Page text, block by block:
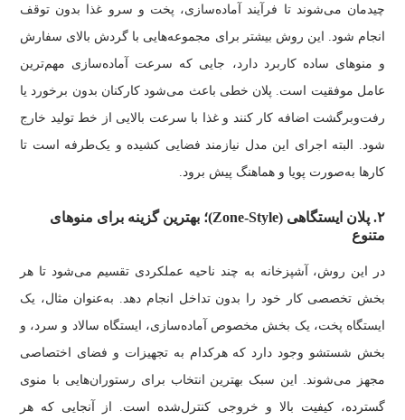
چیدمان می‌شوند تا فرآیند آماده‌سازی، پخت و سرو غذا بدون توقف
انجام شود. این روش بیشتر برای مجموعه‌هایی با گردش بالای سفارش
و منوهای ساده کاربرد دارد، جایی که سرعت آماده‌سازی مهم‌ترین
عامل موفقیت است. پلان خطی باعث می‌شود کارکنان بدون برخورد یا
رفت‌وبرگشت اضافه کار کنند و غذا با سرعت بالایی از خط تولید خارج
شود. البته اجرای این مدل نیازمند فضایی کشیده و یک‌طرفه است تا
کارها به‌صورت پویا و هماهنگ پیش برود.
۲. پلان ایستگاهی (Zone-Style)؛ بهترین گزینه برای منوهای
متنوع
در این روش، آشپزخانه به چند ناحیه عملکردی تقسیم می‌شود تا هر
بخش تخصصی کار خود را بدون تداخل انجام دهد. به‌عنوان مثال، یک
ایستگاه پخت، یک بخش مخصوص آماده‌سازی، ایستگاه سالاد و سرد، و
بخش شستشو وجود دارد که هرکدام به تجهیزات و فضای اختصاصی
مجهز می‌شوند. این سبک بهترین انتخاب برای رستوران‌هایی با منوی
گسترده، کیفیت بالا و خروجی کنترل‌شده است. از آنجایی که هر